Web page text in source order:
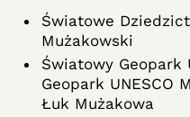
Światowe
Mużakowski
Światowy Geopark
Geopark UNESCO
Łuk Mużakowa